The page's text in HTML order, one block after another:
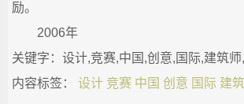
励。
2006年
关键字：设计,竞赛,中国,创意,国际,建筑师,
内容标签： 设计 竞赛 中国 创意 国际 建